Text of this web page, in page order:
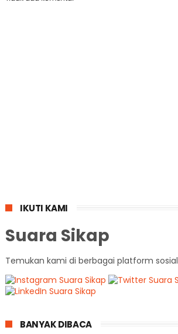
IKUTI KAMI
Suara Sikap
Temukan kami di berbagai platform sosial
BANYAK DIBACA